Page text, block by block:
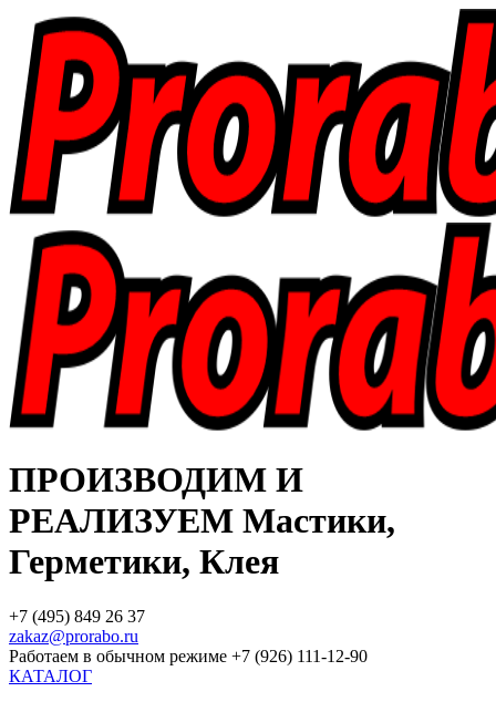
ПРОИЗВОДИМ И
РЕАЛИЗУЕМ Мастики,
Герметики, Клея
+7 (495) 849 26 37
zakaz@prorabo.ru
Работаем в обычном режиме +7 (926) 111-12-90
КАТАЛОГ